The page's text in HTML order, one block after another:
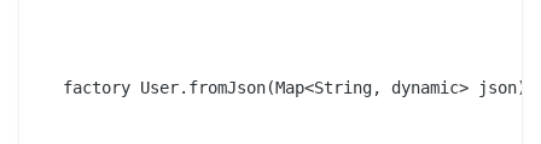
factory User.fromJson(Map<String, dynamic> json)